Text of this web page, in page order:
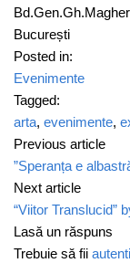
București
Posted in:
Evenimente
Tagged:
arta, evenimente,
Previous article
”Speranța e
Next article
“Viitor Translucid”
Lasă un răspuns
Trebuie să fii